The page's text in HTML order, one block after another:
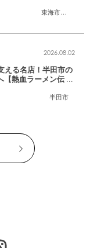
東海市
,大府市
半田市
2026.08.02
える名店！半田市の
【熱血ラーメン伝 8